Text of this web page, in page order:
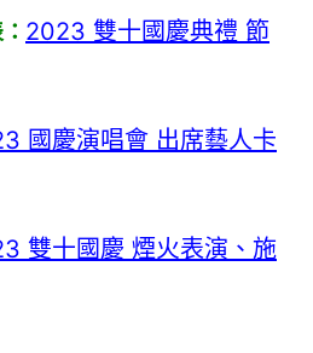
2023 雙十國慶典禮 節
國慶演唱會 出席藝人卡
雙十國慶 煙火表演、施